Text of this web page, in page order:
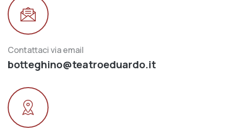
Contattaci via email
botteghino@teatroeduardo.it